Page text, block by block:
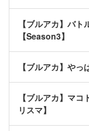
【ブルアカ】バ
【Season3】
【ブルアカ】や
【ブルアカ】マ
リスマ】